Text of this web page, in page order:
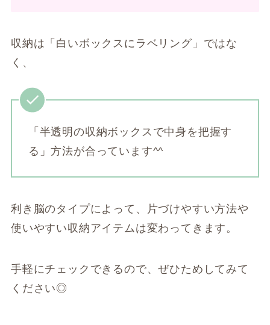
収納は「白いボックスにラベリング」ではな
く、
「半透明の収納ボックスで中身を把握す
る」方法が合っています^^
利き脳のタイプによって、片づけやすい方法や
使いやすい収納アイテムは変わってきます。
手軽にチェックできるので、ぜひためしてみて
ください◎